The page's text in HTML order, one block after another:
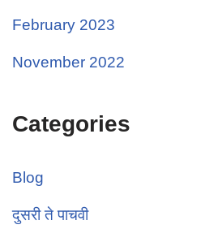
February 2023
November 2022
Categories
Blog
दुसरी ते पाचवी